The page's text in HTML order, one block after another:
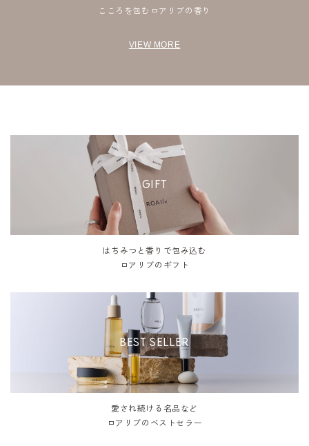
こころを包むロアリブの香り
VIEW MORE
GIFT
はちみつと香りで包み込む
ロアリブのギフト
BEST SELLER
愛され続ける名品など
ロアリブのベストセラー